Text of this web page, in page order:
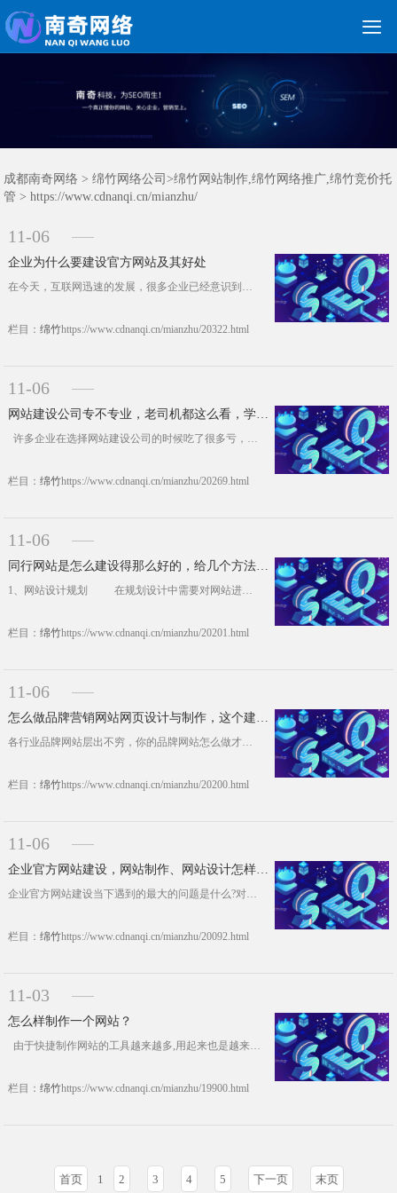

首页
网站建设
网站制作
关键词优化
朋友圈广告
竞价托管
网络营销
网络推广
软件开发
新媒体运营
成都南奇网络 > 绵竹网络公司>绵竹网站制作,绵竹网络推广,绵竹竞价托
管 > https://www.cdnanqi.cn/mianzhu/
11-06
企业为什么要建设官方网站及其好处
在今天，互联网迅速的发展，很多企业已经意识到网站建设的重要性，开始着手开展网站建设，但依然有部分商家并未意识到网站建设的重要性，认为企业是否拥有官方网站对企业现在甚至未来的发展并未有任何的影响，殊不知，这种不成熟的想法，很有可能导致企业走向灭亡，为了避免该情况的发生，今天，南奇网站建设就就和大家畅聊一下，为什么企业要建设官网？ 一、拉近与客户的距离 &nbs......https://www.cdnanqi.cn/mianzhu/20322.html
栏目：绵竹https://www.cdnanqi.cn/mianzhu/20322.html
11-06
网站建设公司专不专业，老司机都这么看，学到了！
许多企业在选择网站建设公司的时候吃了很多亏，没清楚的认识和正确的判断。现在网站建设门槛很低，只要懂一点的技术，就能说自己是专业做高端网站建设公司，实则背后纯粹是简单的套模板，这种外行人是看不出来的，只有懂这块的人才懂得内在差距，市面很多不是专业做高端网站建设网络公司，下面成都南奇网站建设就来和大家聊聊什么样的建站公司是专业的！ 一、有没有专业的策划......https://www.cdnanqi.cn/mianzhu/20269.html
栏目：绵竹https://www.cdnanqi.cn/mianzhu/20269.html
11-06
同行网站是怎么建设得那么好的，给几个方法，赶紧消化
1、网站设计规划 在规划设计中需要对网站进行整体的分析，明确网站建设目标，确定网站的访问对象，网站提供的内容与服务，网站的域名，logo，网站风格和网站目录分类等内容，这一步也是电商系统网站后台建设成功的前提，因为所有的建设步骤都是按规划设计进行实施的。 2、网站的建设 这一阶段主要有域名注册，网站配置，网页制作和网站......https://www.cdnanqi.cn/mianzhu/20201.html
栏目：绵竹https://www.cdnanqi.cn/mianzhu/20201.html
11-06
怎么做品牌营销网站网页设计与制作，这个建设方案还真有心!
各行业品牌网站层出不穷，你的品牌网站怎么做才能够让用户记住并得到用户喜爱，当下建设品牌网站各家讲究的就是品牌网站建设的特色，怎么突出品牌网站建设特色，看看网站建设大神是怎么操作的吧，这样的网站建设解决方案看懂了很不错。 1、策划要详尽 在制作品牌营销型网站前，通过策划能分析出网站的受众群体的行为习惯，再去分析企业自身的发展和优势。这样在制作网站......https://www.cdnanqi.cn/mianzhu/20200.html
栏目：绵竹https://www.cdnanqi.cn/mianzhu/20200.html
11-06
企业官方网站建设，网站制作、网站设计怎样做更有效?
企业官方网站建设当下遇到的最大的问题是什么?对于企业运营者来说，这是一个非常有必要思考的问题的?这样的问题不及时解决，就会出现当下很多企业官方网站建设同一个风格，说白一点，很多方面都是雷同的，企业雷同问题，企业没有自己的特色，官方网站建设意义在哪里?而且现在的网站建设、网站设计、网站制作费用并不便宜，这种费用不是每一个企业都能承担的。那么企业官方网站建设，网站制作、网站设计怎样做更有效?&nb......https://www.cdnanqi.cn/mianzhu/20092.html
栏目：绵竹https://www.cdnanqi.cn/mianzhu/20092.html
11-03
怎么样制作一个网站？
由于快捷制作网站的工具越来越多,用起来也是越来越方便,所以制作网页已经变成了一件轻松的工作,不像以前要手工编写一行行的源代码那样。虽然如此，但是想建设一个完美的网站，还是需要提前规划好网站的步骤和流程的： 一、明确网站主题 一个网站要有一个明确的主题，网站主题就是你建立网站包含的内容，找准一个感兴趣的内容，做得有特色的，这样才能......https://www.cdnanqi.cn/mianzhu/19900.html
栏目：绵竹https://www.cdnanqi.cn/mianzhu/19900.html
首页 1 2 3 4 5 下一页 末页